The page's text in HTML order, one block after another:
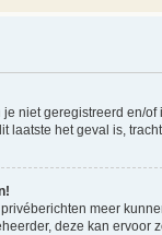
niet geregistreerd en/
laatste het geval is,
meer
deze kan ervoor